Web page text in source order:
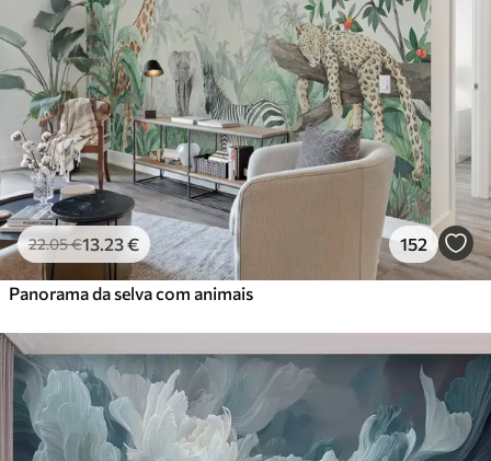
22.05€13 .23€ 152
Panorama da selva com animais